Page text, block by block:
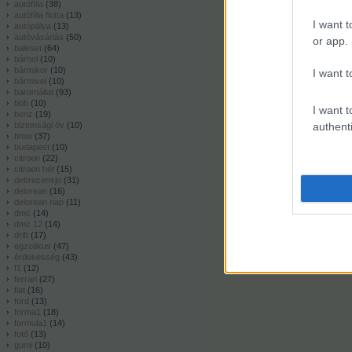
I want
or app.
I want
I want
autófília (38)
autófília flotta (13)
autópálya (13)
autóvásárlás (50)
baleset (64)
bárhol
(10)
bármikor (10)
bármivel
(10)
baromállat (93)
bbb
(10)
benz (19)
biztonsági öv (10)
bmw (37)
budapest (10)
citroen
(22)
citroen hét (15)
debrecensjo
(31)
delorean
(16)
delorean nap
(11)
dmc (14)
dmc 12 (14)
drift (17)
egzotikus (47)
érdekesség (43)
f1
(12)
ferrari
(27)
fiat (16)
ford (13)
forma1
(18)
formula1
(14)
fotó
(13)
gumi
(10)